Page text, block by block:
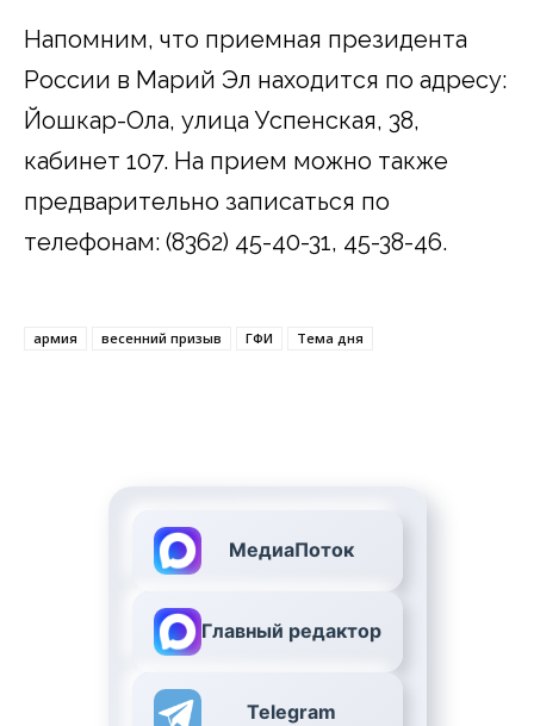
Напомним, что приемная президента
России в Марий Эл находится по адресу:
Йошкар-Ола, улица Успенская, 38,
кабинет 107. На прием можно также
предварительно записаться по
телефонам: (8362) 45-40-31, 45-38-46.
армия весенний призыв ГФИ Тема дня
МедиаПоток
Главный редактор
Telegram